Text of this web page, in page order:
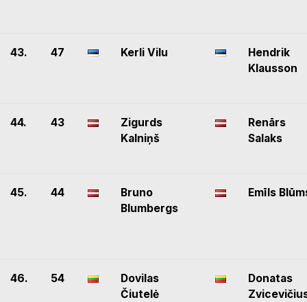
43. 47 Kerli Vilu
Hendrik
Klausson
44. 43
Zigurds
Kalniņš
Renārs
Salaks
45. 44
Bruno
Blumbergs
Emīls
46. 54
Dovilas
Čiutelė
Donatas